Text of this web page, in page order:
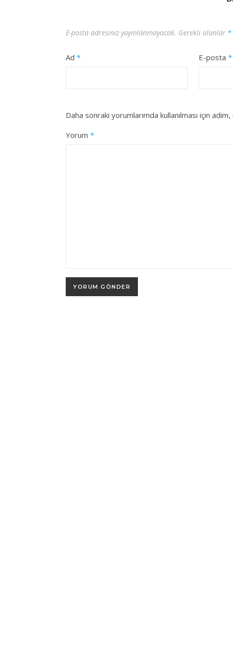
E-posta adresiniz yayınlanmayacak. Gerekli alanlar *
Ad * E-posta *
Daha sonraki yorumlarımda kullanılması için
Yorum *